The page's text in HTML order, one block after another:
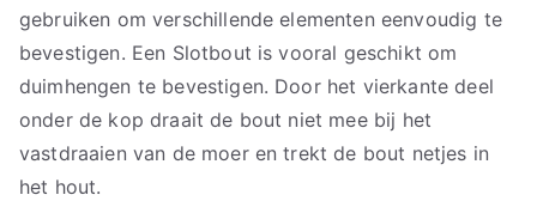
gebruiken om verschillende elementen eenvoudig te
bevestigen. Een Slotbout is vooral geschikt om
duimhengen te bevestigen. Door het vierkante deel
onder de kop draait de bout niet mee bij het
vastdraaien van de moer en trekt de bout netjes in
het hout.